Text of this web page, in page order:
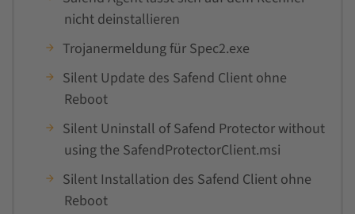
nicht deinstallieren
Trojanermeldung für Spec2.exe
Silent Update des Safend Client ohne
Reboot
Silent Uninstall of Safend Protector without
using the SafendProtectorClient.msi
Silent Installation des Safend Client ohne
Reboot